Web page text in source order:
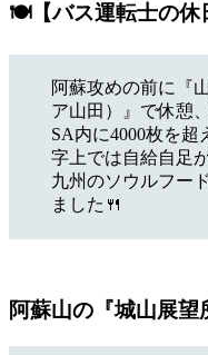
🍽【バス運転士の休
阿蘇攻めの前に『
ア山田）』で休憩
SA内に4000枚を
字上では自給自足
九州のソウルフー
ました🍴
阿蘇山の『城山展